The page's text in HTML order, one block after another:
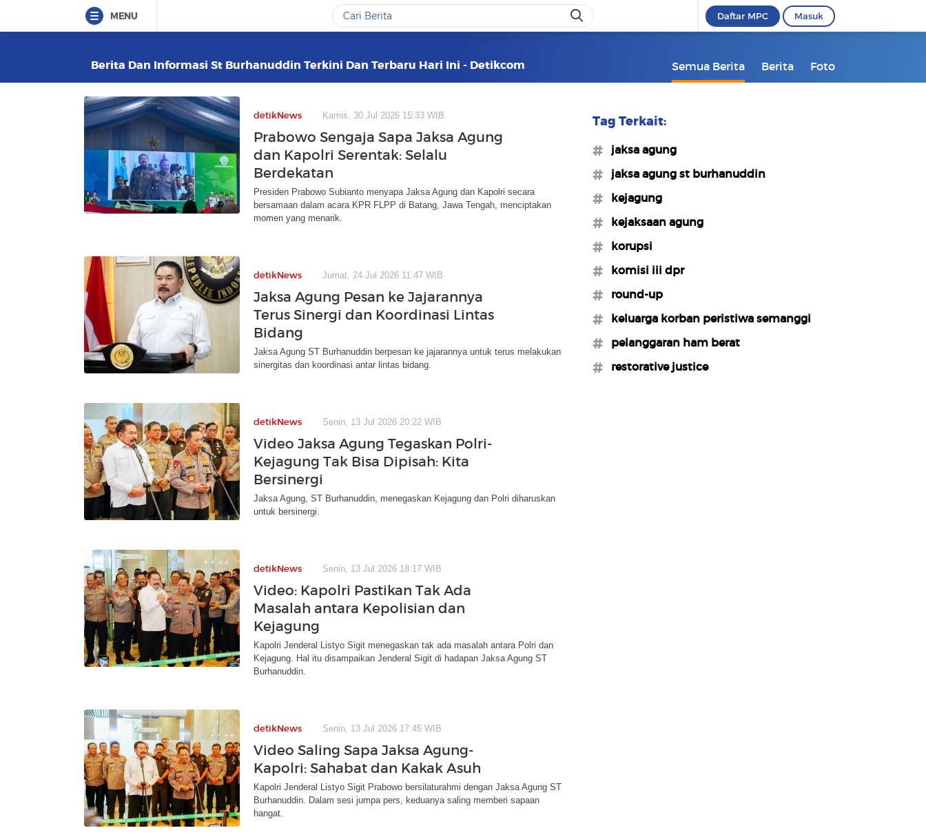
MENU Daftar MPC Masuk
Berita Dan Informasi St Burhanuddin Terkini Dan Terbaru Hari Ini - Detikcom Semua Berita Berita Foto
detikNews Kamis, 30 Jul 2026 15:33 WIB
Prabowo Sengaja Sapa Jaksa Agung
dan Kapolri Serentak: Selalu
Berdekatan
Presiden Prabowo Subianto menyapa Jaksa Agung dan Kapolri secara
bersamaan dalam acara KPR FLPP di Batang, Jawa Tengah, menciptakan
momen yang menarik.
detikNews Jumat, 24 Jul 2026 11:47 WIB
Jaksa Agung Pesan ke Jajarannya
Terus Sinergi dan Koordinasi Lintas
Bidang
Jaksa Agung ST Burhanuddin berpesan ke jajarannya untuk terus melakukan
sinergitas dan koordinasi antar lintas bidang.
detikNews Senin, 13 Jul 2026 20:22 WIB
Video Jaksa Agung Tegaskan Polri-
Kejagung Tak Bisa Dipisah: Kita
Bersinergi
Jaksa Agung, ST Burhanuddin, menegaskan Kejagung dan Polri diharuskan
untuk bersinergi.
detikNews Senin, 13 Jul 2026 18:17 WIB
Video: Kapolri Pastikan Tak Ada
Masalah antara Kepolisian dan
Kejagung
Kapolri Jenderal Listyo Sigit menegaskan tak ada masalah antara Polri dan
Kejagung. Hal itu disampaikan Jenderal Sigit di hadapan Jaksa Agung ST
Burhanuddin.
detikNews Senin, 13 Jul 2026 17:45 WIB
Video Saling Sapa Jaksa Agung-
Kapolri: Sahabat dan Kakak Asuh
Kapolri Jenderal Listyo Sigit Prabowo bersilaturahmi dengan Jaksa Agung ST
Burhanuddin. Dalam sesi jumpa pers, keduanya saling memberi sapaan
hangat.
Tag Terkait:
#jaksa agung
#jaksa agung st burhanuddin
#kejagung
#kejaksaan agung
#korupsi
#komisi iii dpr
#round-up
#keluarga korban peristiwa semanggi
#pelanggaran ham berat
#restorative justice